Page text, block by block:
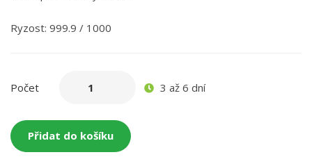
Ryzost: 999.9 / 1000
Počet 3 až 6 dní
Přidat do košíku